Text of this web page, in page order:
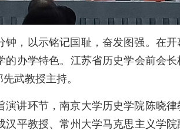
，以示铭记国耻，奋发图强。在
办学特色。江苏省历史学会前会
武教授主持。
讲环节，南京大学历史学院陈晓
平教授、常州大学马克思主义学